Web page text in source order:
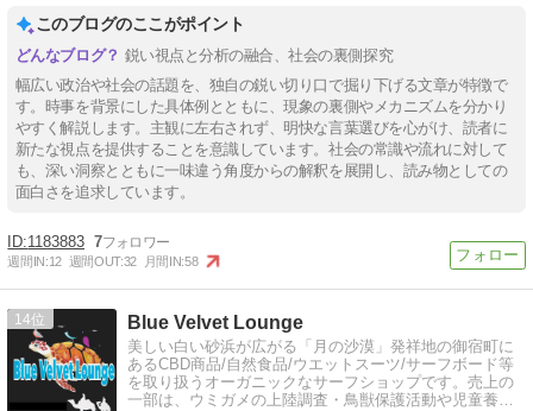
このブログのここがポイント
鋭い視点と分析の融合、社会の裏側探究
幅広い政治や社会の話題を、独自の鋭い切り口で掘り下げる文章が特徴で
す。時事を背景にした具体例とともに、現象の裏側やメカニズムを分かり
やすく解説します。主観に左右されず、明快な言葉選びを心がけ、読者に
新たな視点を提供することを意識しています。社会の常識や流れに対して
も、深い洞察とともに一味違う角度からの解釈を展開し、読み物としての
面白さを追求しています。
1183883 7
週間IN:12 週間OUT:32 月間IN:58
14 Blue Velvet Lounge
美しい白い砂浜が広がる「月の沙漠」発祥地の御宿町に
あるCBD商品/自然食品/ウエットスーツ/サーフボード等
を取り扱うオーガニックなサーフショップです。売上の
一部は、ウミガメの上陸調査・鳥獣保護活動や児童養護